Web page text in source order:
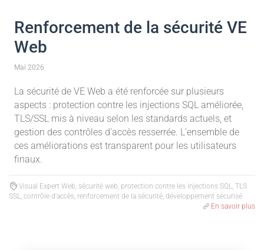
Renforcement de la sécurité VE
Web
Mai 2026
La sécurité de VE Web a été renforcée sur plusieurs
aspects : protection contre les injections SQL améliorée,
TLS/SSL mis à niveau selon les standards actuels, et
gestion des contrôles d'accès resserrée. L'ensemble de
ces améliorations est transparent pour les utilisateurs
finaux.
Visual Expert Web, sécurité web, protection contre les injections SQL, TLS
SSL, contrôle d'accès, renforcement de la sécurité, développement sécurisé
En savoir plus